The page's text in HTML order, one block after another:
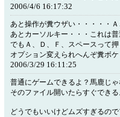
2006/4/6 16:17:32
あと操作が糞ウザい・・・・・
あとカーソルキー・・・これは普
でもＡ、Ｄ、Ｆ、スペースって
オプション変えられへんぞ糞ボケ
2006/3/29 16:11:25
普通にゲームできるよ？馬鹿じ
そのファイル開いたらすぐできる
どうでもいいけどムズすぎるので